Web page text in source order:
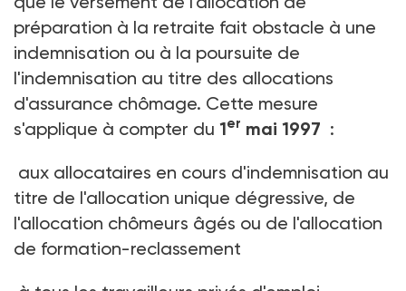
préparation à la retraite fait obstacle à une
indemnisation ou à la poursuite de
l'indemnisation au titre des allocations
d'assurance chômage. Cette mesure
s'applique à compter du 1er mai 1997 :
aux allocataires en cours d'indemnisation au
titre de l'allocation unique dégressive, de
l'allocation chômeurs âgés ou de l'allocation
de formation-reclassement